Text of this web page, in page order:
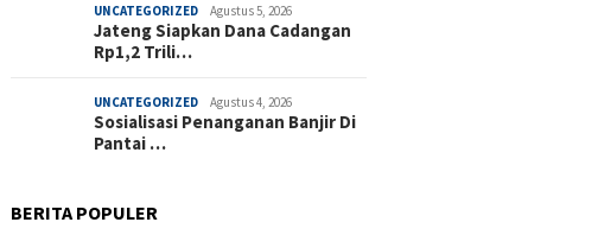
UNCATEGORIZED Agustus 5, 2026
Jateng Siapkan Dana Cadangan
Rp1,2 Trili…
UNCATEGORIZED Agustus 4, 2026
Sosialisasi Penanganan Banjir Di
Pantai …
BERITA POPULER